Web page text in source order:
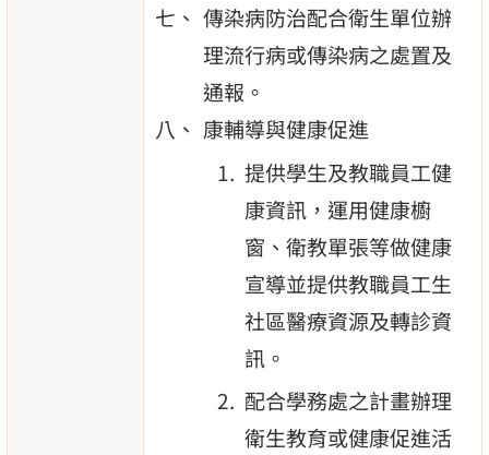
傳染病防治配合衛生單位辦
理流行病或傳染病之處置及
通報。
康輔導與健康促進
提供學生及教職員工健
康資訊，運用健康櫥
窗、衛教單張等做健康
宣導並提供教職員工生
社區醫療資源及轉診資
訊。
配合學務處之計畫辦理
衛生教育或健康促進活